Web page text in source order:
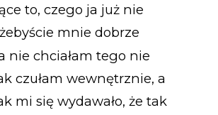
to, czego ja już nie
mnie dobrze
nie chciałam tego nie
czułam wewnętrznie, a
mi się wydawało, że tak